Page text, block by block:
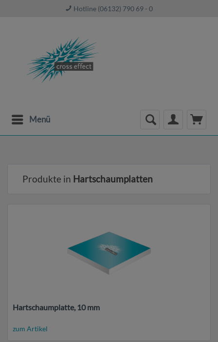
Hotline (06132) 790 69 - 0
Menü
Produkte in Hartschaumplatten
Hartschaumplatte, 10 mm
zum Artikel